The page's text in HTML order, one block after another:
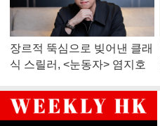
장르적 뚝심으로 빚어낸 클래
식 스릴러, <눈동자> 염지호